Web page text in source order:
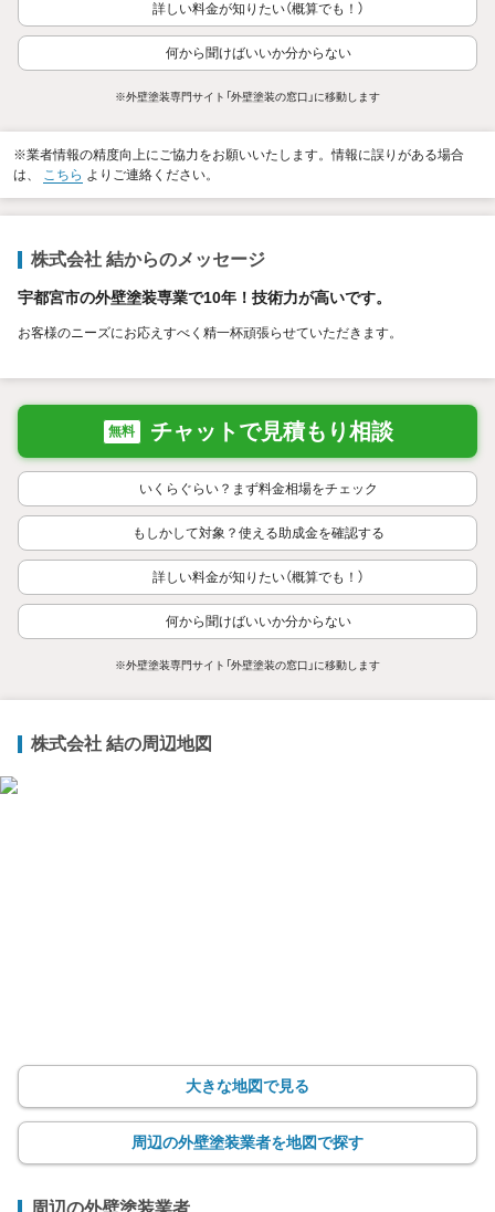
詳しい料金が知りたい（概算でも！）
何から聞けばいいか分からない
※外壁塗装専門サイト「外壁塗装の窓口」に移動します
※業者情報の精度向上にご協力をお願いいたします。情報に誤りがある場合
は、 こちら よりご連絡ください。
株式会社 結からのメッセージ
宇都宮市の外壁塗装専業で10年！技術力が高いです。
お客様のニーズにお応えすべく精一杯頑張らせていただきます。
無料 チャットで見積もり相談
いくらぐらい？まず料金相場をチェック
もしかして対象？使える助成金を確認する
詳しい料金が知りたい（概算でも！）
何から聞けばいいか分からない
※外壁塗装専門サイト「外壁塗装の窓口」に移動します
株式会社 結の周辺地図
大きな地図で見る
周辺の外壁塗装業者を地図で探す
周辺の外壁塗装業者